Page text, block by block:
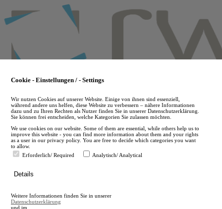
to
main
en
A
A
Cookie - Einstellungen / - Settings
Wir nutzen Cookies auf unserer Website. Einige von ihnen sind essenziell,
während andere uns helfen, diese Website zu verbessern – nähere Informationen
dazu und zu Ihren Rechten als Nutzer finden Sie in unserer Datenschutzerklärung.
Sie können frei entscheiden, welche Kategorien Sie zulassen möchten.
We use cookies on our website. Some of them are essential, while others help us to
improve this website - you can find more information about them and your rights
as a user in our privacy policy. You are free to decide which categories you want
to allow.
Erforderlich/ Required
Analytisch/ Analytical
Details
Weitere Informationen finden Sie in unserer
Datenschutzerklärung
und im